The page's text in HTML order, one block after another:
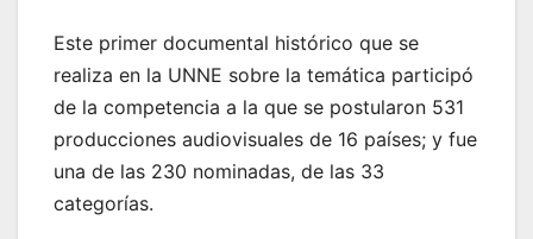
Este primer documental histórico que se
realiza en la UNNE sobre la temática participó
de la competencia a la que se postularon 531
producciones audiovisuales de 16 países; y fue
una de las 230 nominadas, de las 33
categorías.